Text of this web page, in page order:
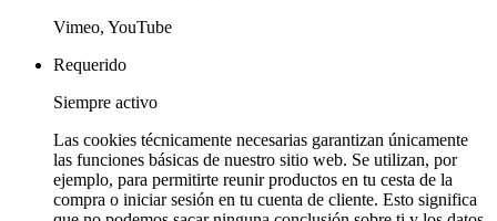
Vimeo, YouTube
Requerido
Siempre activo
Las cookies técnicamente necesarias garantizan únicamente
las funciones básicas de nuestro sitio web. Se utilizan, por
ejemplo, para permitirte reunir productos en tu cesta de la
compra o iniciar sesión en tu cuenta de cliente. Esto significa